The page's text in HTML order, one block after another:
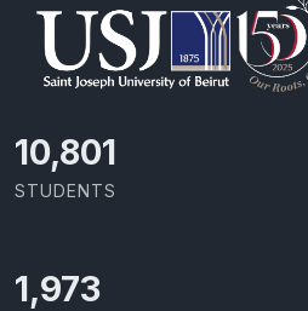
11,727
STUDENTS
2,142